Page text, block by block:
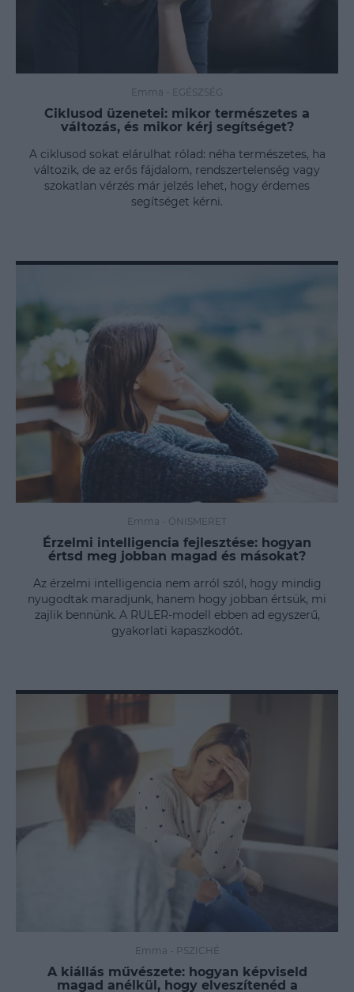
Emma - EGÉSZSÉG
Ciklusod üzenetei: mikor természetes a
változás, és mikor kérj segítséget?
A ciklusod sokat elárulhat rólad: néha természetes, ha
változik, de az erős fájdalom, rendszertelenség vagy
szokatlan vérzés már jelzés lehet, hogy érdemes
segítséget kérni.
Emma - ÖNISMERET
Érzelmi intelligencia fejlesztése: hogyan
értsd meg jobban magad és másokat?
Az érzelmi intelligencia nem arról szól, hogy mindig
nyugodtak maradjunk, hanem hogy jobban értsük, mi
zajlik bennünk. A RULER-modell ebben ad egyszerű,
gyakorlati kapaszkodót.
Emma - PSZICHÉ
A kiállás művészete: hogyan képviseld
magad anélkül, hogy elveszítenéd a